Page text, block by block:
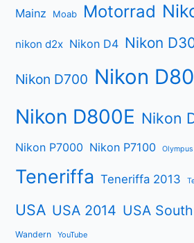
Mainz Moab Motorrad
nikon d2x Nikon D4 Nikon
Nikon D700 Nikon
Nikon D800E Nikon
Nikon P7000 Nikon P7100 Olympus
Teneriffa Teneriffa 2013
USA USA 2014 USA
Wandern YouTube